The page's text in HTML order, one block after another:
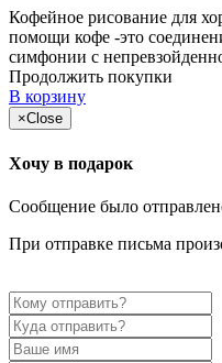
Кофейное рисование для
помощи кофе -это
симфонии с
Продолжить покупки
В корзину
×Close
Хочу в подарок
Сообщение было
При отправке письма